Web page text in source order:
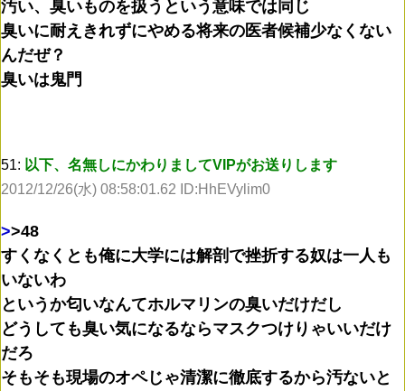
汚い、臭いものを扱うという意味では同じ
臭いに耐えきれずにやめる将来の医者候補少なくない
んだぜ？
臭いは鬼門
51: 以下、名無しにかわりましてVIPがお送りします
2012/12/26(水) 08:58:01.62 ID:HhEVylim0
>>48
すくなくとも俺に大学には解剖で挫折する奴は一人も
いないわ
というか匂いなんてホルマリンの臭いだけだし
どうしても臭い気になるならマスクつけりゃいいだけ
だろ
そもそも現場のオペじゃ清潔に徹底するから汚ないと